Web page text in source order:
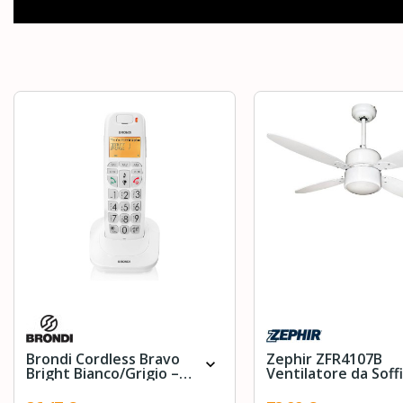
Brondi Cordless Bravo
Bright Bianco/Grigio – expand_more Zephir ZFR4107B
Ventilatore da